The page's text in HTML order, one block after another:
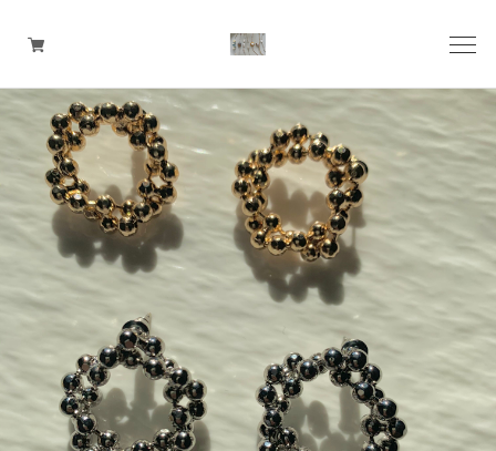
pierce
earring
ring
ear cuff
necklace
bangle